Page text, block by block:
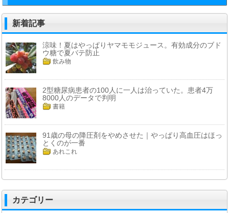
新着記事
涼味！夏はやっぱりヤマモモジュース。有効成分のブド
ウ糖で夏バテ防止
飲み物
2型糖尿病患者の100人に一人は治っていた。患者4万
8000人のデータで判明
書籍
91歳の母の降圧剤をやめさせた｜やっぱり高血圧はほっ
とくのが一番
あれこれ
カテゴリー